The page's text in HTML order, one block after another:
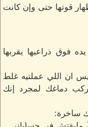
قوتها حتى وإن كانت
فوق ذراعيها يقربها
ان اللي عملتيه غلط
دماغك لمجرد إنك
ساخرة: